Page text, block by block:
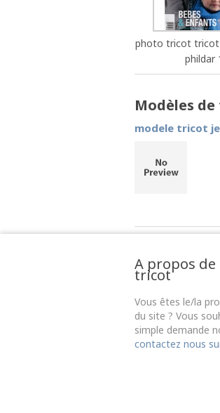
photo tricot
phildar
Modèles
modele tricot
A propos
tricot
Vous êtes le/la
du site ? Vous
simple demande
contactez nous